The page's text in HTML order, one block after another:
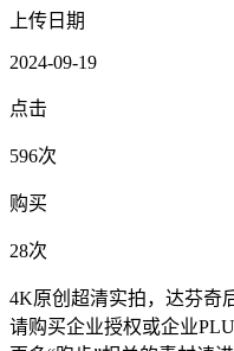
上传日期
2024-09-19
点击
596次
购买
28次
4K原创超清实拍，达芬奇
请购买企业授权或企业